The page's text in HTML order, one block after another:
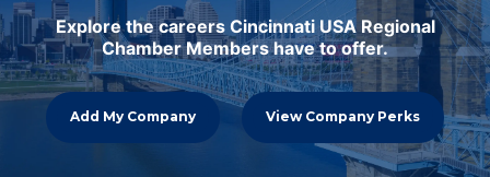
Explore the careers Cincinnati USA Regional
Chamber Members have to offer.
Add My Company View Company Perks